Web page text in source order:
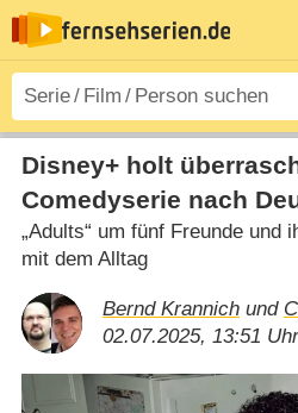
Disney+ holt
Comedyserie nach
„Adults“ um fünf Freunde und
mit dem Alltag
Bernd Krannichund
02.07.2025, 13:51 Uhr